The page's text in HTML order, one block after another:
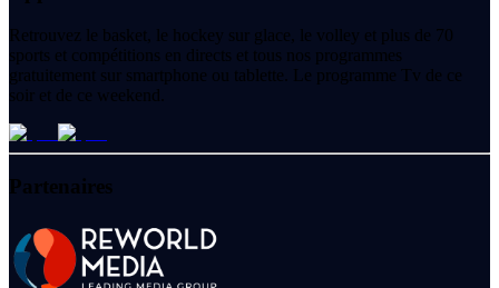
Retrouvez le basket, le hockey sur glace, le volley et plus de 70
sports et compétitions en directs et tous nos programmes
gratuitement sur smartphone ou tablette. Le programme Tv de ce
soir et de ce weekend.
Partenaires